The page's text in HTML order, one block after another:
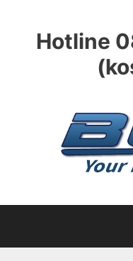
springenHotline